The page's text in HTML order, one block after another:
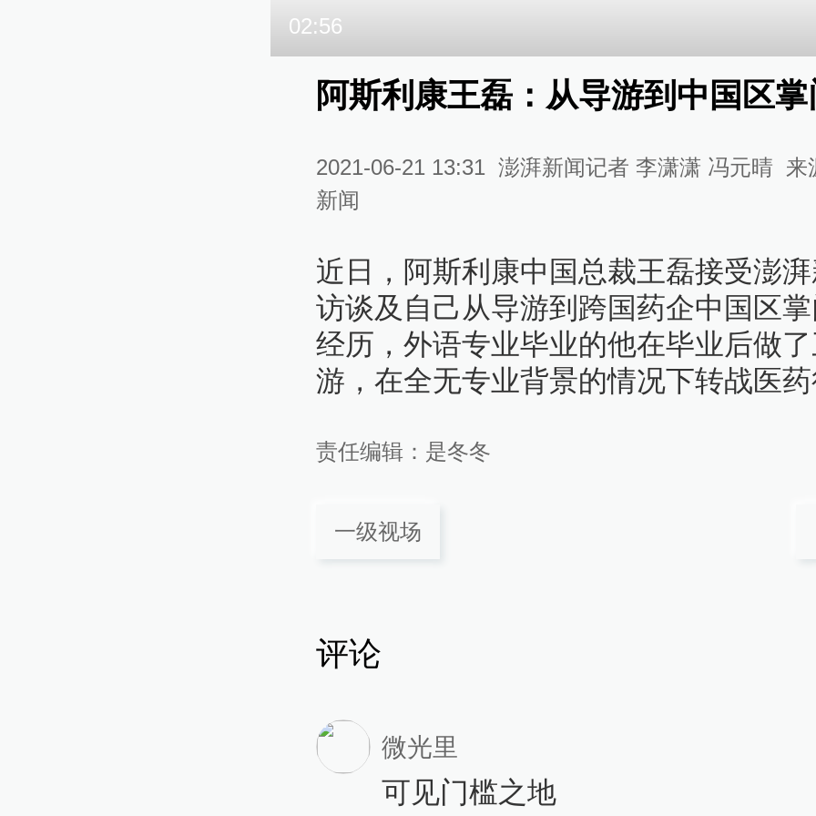
02:56
阿斯利康王磊：从导游到中国区
2021-06-21 13:31 澎湃新闻记者 李潇潇 冯元晴 来
新闻
近日，阿斯利康中国总裁王磊接受澎
访谈及自己从导游到跨国药企中国区
经历，外语专业毕业的他在毕业后做
游，在全无专业背景的情况下转战医
责任编辑： 是冬冬
一级视场
评论
微光里
可见门槛之地